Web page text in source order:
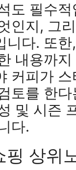
도 필수
인지, 그
니다. 또
내용까
커피가
토를 한
및 시즌
다.
핑 상위